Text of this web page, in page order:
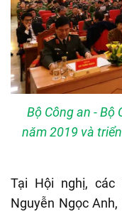
Bộ Công an - Bộ
năm 2019 và
Tại Hội nghị, các
Nguyễn Ngọc